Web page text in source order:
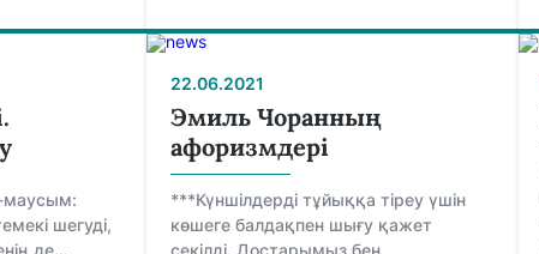
маусым:
шегуді,
де...
22.06.2021
Эмиль Чоранның
афоризмдері
***Күншілдерді тұйыққа тіреу үшін
көшеге балдақпен шығу қажет
секілді. Достарымыз бен